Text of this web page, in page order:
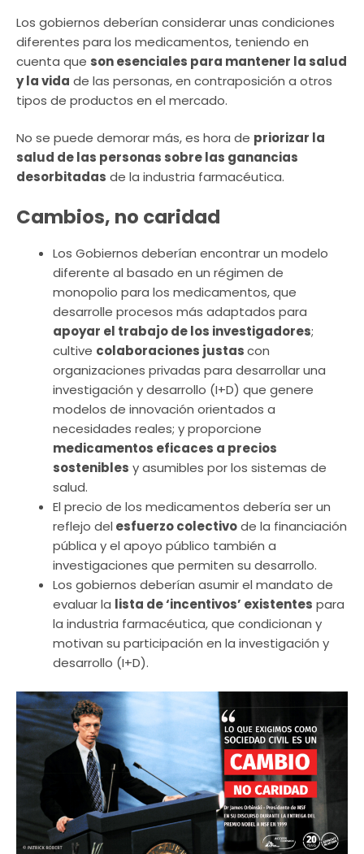
Los gobiernos deberían considerar unas condiciones
diferentes para los medicamentos, teniendo en
cuenta que son esenciales para mantener la salud
y la vida de las personas, en contraposición a otros
tipos de productos en el mercado.
No se puede demorar más, es hora de priorizar la
salud de las personas sobre las ganancias
desorbitadas de la industria farmacéutica.
Cambios, no caridad
Los Gobiernos deberían encontrar un modelo
diferente al basado en un régimen de
monopolio para los medicamentos, que
desarrolle procesos más adaptados para
apoyar el trabajo de los investigadores;
cultive colaboraciones justascon
organizaciones privadas para desarrollar una
investigación y desarrollo (I+D) que genere
modelos de innovación orientados a
necesidades reales; y proporcione
medicamentos eficaces a precios
sostenibles y asumibles por los sistemas de
salud.
El precio de los medicamentos debería ser un
reflejo del esfuerzo colectivode la financiación
pública y el apoyo público también a
investigaciones que permiten su desarrollo.
Los gobiernos deberían asumir el mandato de
evaluar la lista de ‘incentivos’ existentes para
la industria farmacéutica, que condicionan y
motivan su participación en la investigación y
desarrollo (I+D).